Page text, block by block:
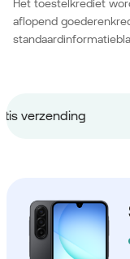
Het toestelkrediet
aflopend